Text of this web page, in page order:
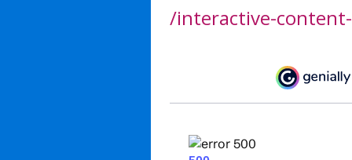
/interactive-